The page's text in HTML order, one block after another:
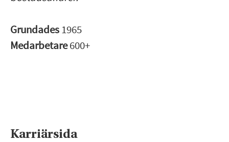
Grundades1965
Medarbetare600+
Karriärsida